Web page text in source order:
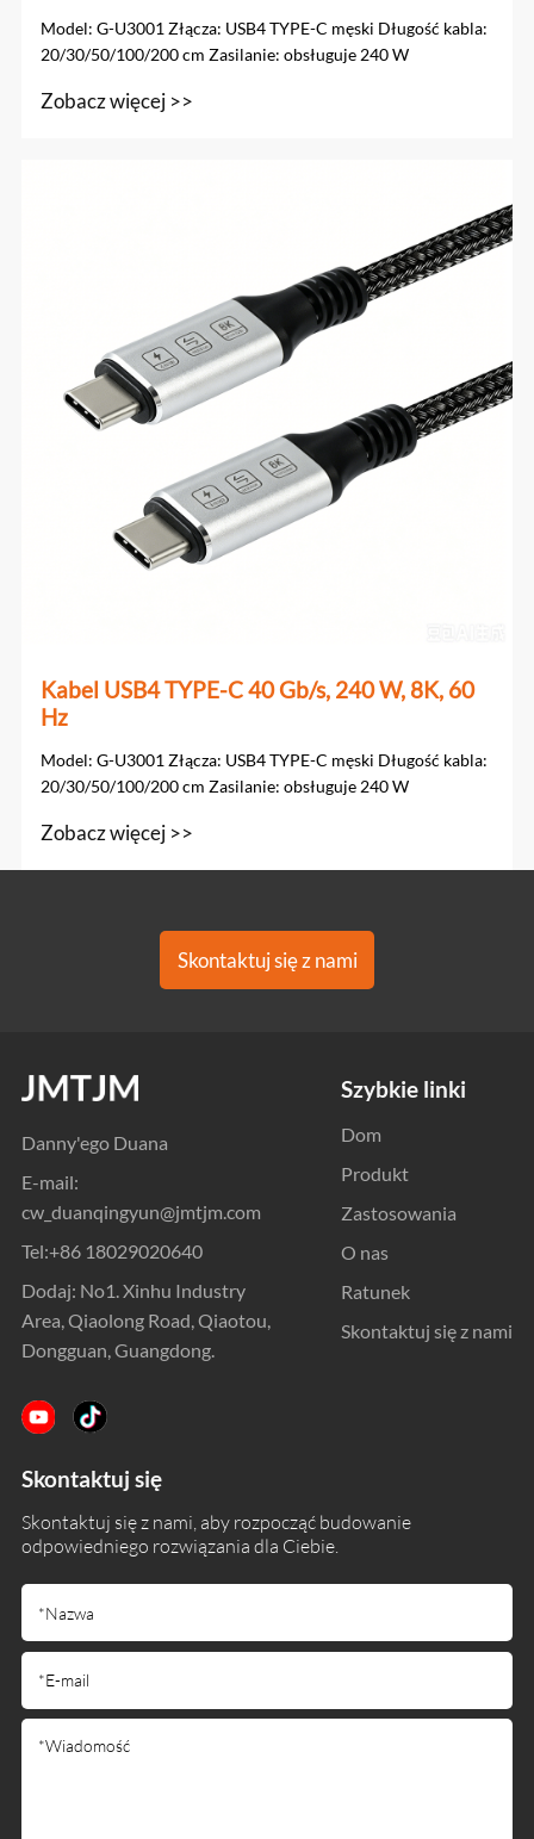
Model: G-U3001 Złącza: USB4 TYPE-C męski Długość kabla:
20/30/50/100/200 cm Zasilanie: obsługuje 240 W
Zobacz więcej >>
Kabel USB4 TYPE-C 40 Gb/s, 240 W, 8K, 60
Hz
Model: G-U3001 Złącza: USB4 TYPE-C męski Długość kabla:
20/30/50/100/200 cm Zasilanie: obsługuje 240 W
Zobacz więcej >>
Skontaktuj się z nami
Danny'ego Duana
E-mail:
cw_duanqingyun@jmtjm.com
Tel:+86 18029020640
Dodaj: No1. Xinhu Industry
Area, Qiaolong Road, Qiaotou,
Dongguan, Guangdong.
Szybkie linki
Dom
Produkt
Zastosowania
O nas
Ratunek
Skontaktuj się z nami
Skontaktuj się
Skontaktuj się z nami, aby rozpocząć budowanie
odpowiedniego rozwiązania dla Ciebie.